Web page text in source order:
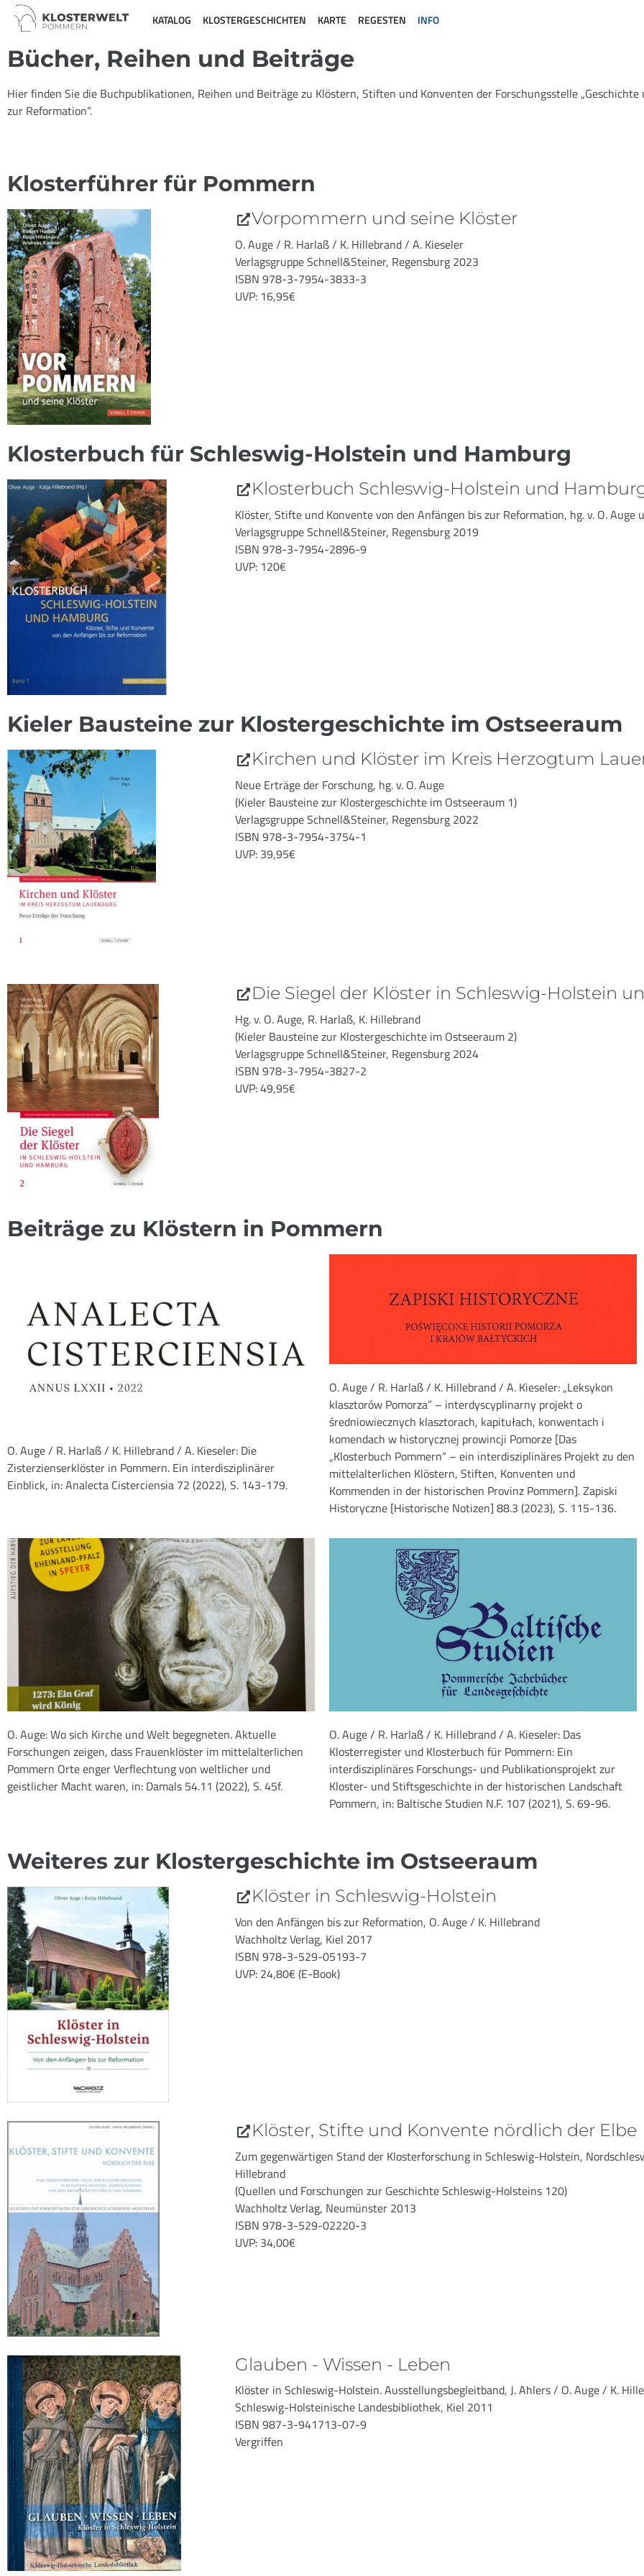
KATALOG KLOSTERGESCHICHTEN KARTE REGESTEN INFO
Bücher, Reihen und Beiträge
Hier finden Sie die Buchpublikationen, Reihen und Beiträge zu Klöstern, Stiften und Konventen der Forschungsstelle
zur Reformation“.
Klosterführer für Pommern
Vorpommern und seine Klöster
O. Auge / R. Harlaß / K. Hillebrand / A. Kieseler
Verlagsgruppe Schnell&Steiner, Regensburg 2023
ISBN 978-3-7954-3833-3
UVP: 16,95€
Klosterbuch für Schleswig-Holstein und Hamburg
Klosterbuch Schleswig-Holstein und
Klöster, Stifte und Konvente von den Anfängen bis zur Reformation, hg. v. O. Auge
Verlagsgruppe Schnell&Steiner, Regensburg 2019
ISBN 978-3-7954-2896-9
UVP: 120€
Kieler Bausteine zur Klostergeschichte im Ostseeraum
Kirchen und Klöster im Kreis Herzogtum
Neue Erträge der Forschung, hg. v. O. Auge
(Kieler Bausteine zur Klostergeschichte im Ostseeraum 1)
Verlagsgruppe Schnell&Steiner, Regensburg 2022
ISBN 978-3-7954-3754-1
UVP: 39,95€
Die Siegel der Klöster in Schleswig-Holstein
Hg. v. O. Auge, R. Harlaß, K. Hillebrand
(Kieler Bausteine zur Klostergeschichte im Ostseeraum 2)
Verlagsgruppe Schnell&Steiner, Regensburg 2024
ISBN 978-3-7954-3827-2
UVP: 49,95€
Beiträge zu Klöstern in Pommern
O. Auge / R. Harlaß / K. Hillebrand / A. Kieseler: Die
Zisterzienserklöster in Pommern. Ein interdisziplinärer
Einblick, in: Analecta Cisterciensia 72 (2022), S. 143-179.
O. Auge / R. Harlaß / K. Hillebrand / A. Kieseler: „Leksykon
klasztorów Pomorza” – interdyscyplinarny projekt o
średniowiecznych klasztorach, kapitułach, konwentach i
komendach w historycznej prowincji Pomorze [Das
„Klosterbuch Pommern“ – ein interdisziplinäres Projekt zu den
mittelalterlichen Klöstern, Stiften, Konventen und
Kommenden in der historischen Provinz Pommern]. Zapiski
Historyczne [Historische Notizen] 88.3 (2023), S. 115-136.
O. Auge: Wo sich Kirche und Welt begegneten. Aktuelle
Forschungen zeigen, dass Frauenklöster im mittelalterlichen
Pommern Orte enger Verflechtung von weltlicher und
geistlicher Macht waren, in: Damals 54.11 (2022), S. 45f.
O. Auge / R. Harlaß / K. Hillebrand / A. Kieseler: Das
Klosterregister und Klosterbuch für Pommern: Ein
interdisziplinäres Forschungs- und Publikationsprojekt zur
Kloster- und Stiftsgeschichte in der historischen Landschaft
Pommern, in: Baltische Studien N.F. 107 (2021), S. 69-96.
Weiteres zur Klostergeschichte im Ostseeraum
Klöster in Schleswig-Holstein
Von den Anfängen bis zur Reformation, O. Auge / K. Hillebrand
Wachholtz Verlag, Kiel 2017
ISBN 978-3-529-05193-7
UVP: 24,80€ (E-Book)
Klöster, Stifte und Konvente nördlich der Elbe
Zum gegenwärtigen Stand der Klosterforschung in Schleswig-Holstein,
Hillebrand
(Quellen und Forschungen zur Geschichte Schleswig-Holsteins 120)
Wachholtz Verlag, Neumünster 2013
ISBN 978-3-529-02220-3
UVP: 34,00€
Glauben - Wissen - Leben
Klöster in Schleswig-Holstein. Ausstellungsbegleitband, J. Ahlers / O. Auge / K.
Schleswig-Holsteinische Landesbibliothek, Kiel 2011
ISBN 987-3-941713-07-9
Vergriffen